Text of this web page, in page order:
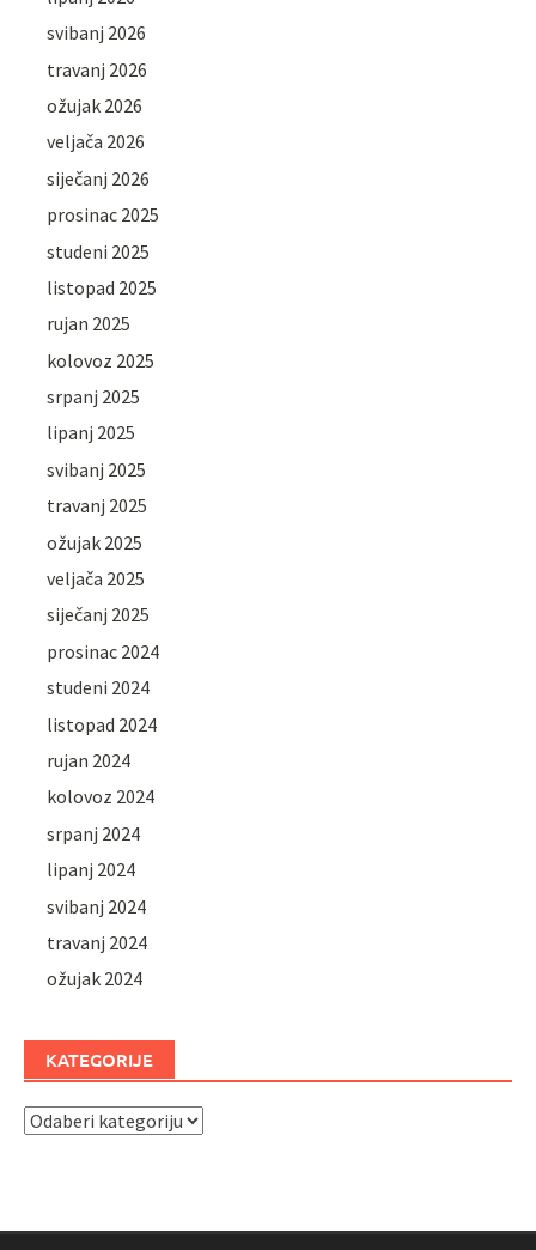
svibanj 2026
travanj 2026
ožujak 2026
veljača 2026
siječanj 2026
prosinac 2025
studeni 2025
listopad 2025
rujan 2025
kolovoz 2025
srpanj 2025
lipanj 2025
svibanj 2025
travanj 2025
ožujak 2025
veljača 2025
siječanj 2025
prosinac 2024
studeni 2024
listopad 2024
rujan 2024
kolovoz 2024
srpanj 2024
lipanj 2024
svibanj 2024
travanj 2024
ožujak 2024
KATEGORIJE
Kategorije